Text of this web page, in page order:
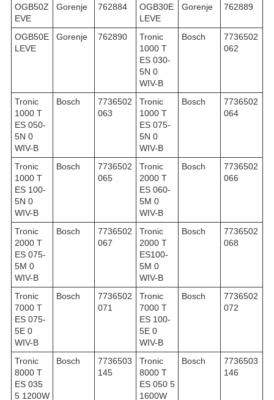
OGB50Z
EVE
Gorenje 762884
OGB30E
LEVE
Gorenje 762889
OGB50E
LEVE
Gorenje 762890
Tronic
1000 T
ES 030-
5N 0
WIV-B
Bosch
7736502
062
Tronic
1000 T
ES 050-
5N 0
WIV-B
Bosch
7736502
063
Tronic
1000 T
ES 075-
5N 0
WIV-B
Bosch
7736502
064
Tronic
1000 T
ES 100-
5N 0
WIV-B
Bosch
7736502
065
Tronic
2000 T
ES 060-
5M 0
WIV-B
Bosch
7736502
066
Tronic
2000 T
ES 075-
5M 0
WIV-B
Bosch
7736502
067
Tronic
2000 T
ES100-
5M 0
WIV-B
Bosch
7736502
068
Tronic
7000 T
ES 075-
5E 0
WIV-B
Bosch
7736502
071
Tronic
7000 T
ES 100-
5E 0
WIV-B
Bosch
7736502
072
Tronic
8000 T
ES 035
5 1200W
Bosch
7736503
145
Tronic
8000 T
ES 050 5
1600W
Bosch
7736503
146